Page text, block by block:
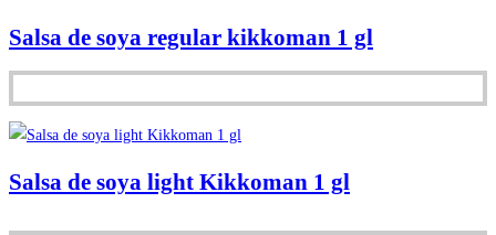
Salsa de soya regular kikkoman 1 gl
Salsa de soya light Kikkoman 1 gl